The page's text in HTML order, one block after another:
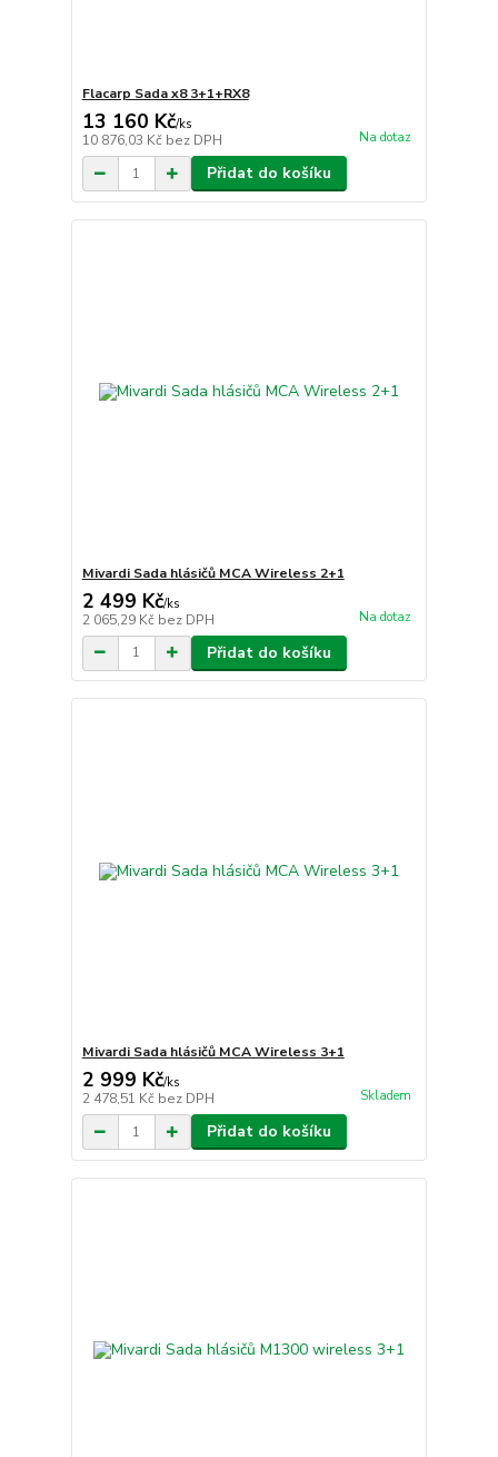
Flacarp Sada x8 3+1+RX8
13 160 Kč/ks
10 876,03 Kč bez DPH Na dotaz
Přidat do košíku
Mivardi Sada hlásičů MCA Wireless 2+1
2 499 Kč/ks
2 065,29 Kč bez DPH Na dotaz
Přidat do košíku
Mivardi Sada hlásičů MCA Wireless 3+1
2 999 Kč/ks
2 478,51 Kč bez DPH Skladem
Přidat do košíku